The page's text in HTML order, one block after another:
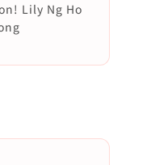
Lily Ng Ho